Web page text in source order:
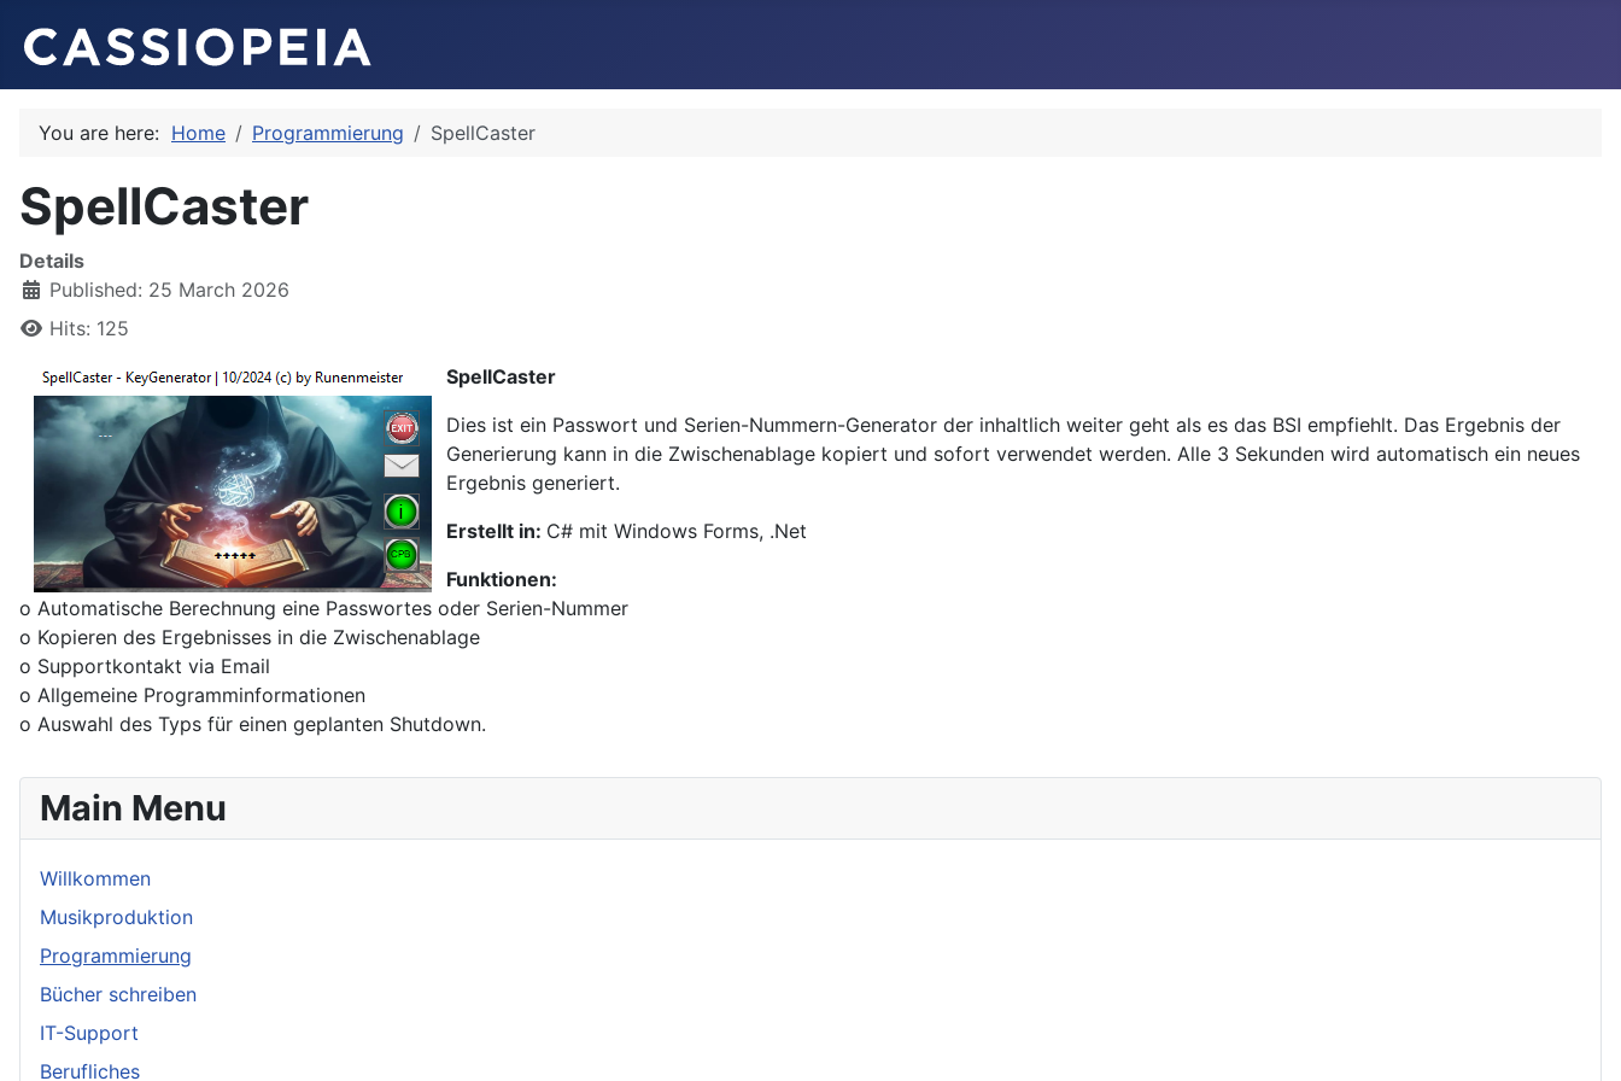
You are here: Home Programmierung SpellCaster
SpellCaster
Details
Published: 25 March 2026
Hits: 125
SpellCaster
Dies ist ein Passwort und Serien-Nummern-Generator der inhaltlich weiter geht als es das BSI empfiehlt. Das Ergebnis der
Generierung kann in die Zwischenablage kopiert und sofort verwendet werden. Alle 3 Sekunden wird automatisch ein neues
Ergebnis generiert.
Erstellt in: C# mit Windows Forms, .Net
Funktionen:
o Automatische Berechnung eine Passwortes oder Serien-Nummer
o Kopieren des Ergebnisses in die Zwischenablage
o Supportkontakt via Email
o Allgemeine Programminformationen
o Auswahl des Typs für einen geplanten Shutdown.
Main Menu
Willkommen
Musikproduktion
Programmierung
Bücher schreiben
IT-Support
Berufliches